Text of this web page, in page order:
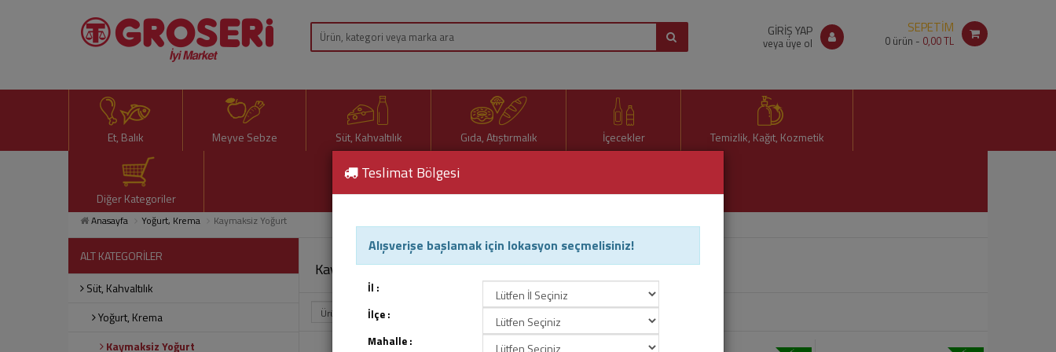
GİRİŞ YAP
veya üye ol
SEPETİM
0 ürün - 0,00 TL
Et, Balık Meyve Sebze Süt, Kahvaltılık Gıda, Atıştırmalık İçecekler Temizlik, Kağıt, Kozmetik
Diğer Kategoriler
Anasayfa Yoğurt, Krema Kaymaksiz Yoğurt
ALT KATEGORİLER
Süt, Kahvaltılık
Yoğurt, Krema
Kaymaksiz Yoğurt
Kaymaksiz Yoğurt
Teslimat Bölgesi
Alışverişe başlamak için lokasyon seçmelisiniz!
İl :
İlçe :
Mahalle :